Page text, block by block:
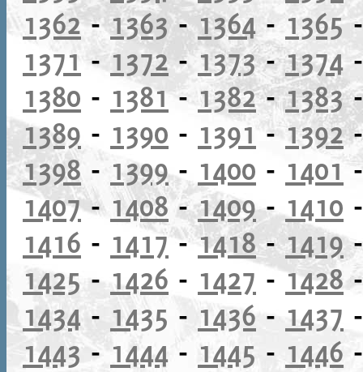
1362-1363-1364 -1365
1371 - 1372-1373-1374
1380 - 1381-1382-1383
1389 - 1390 - 1391 -1392
1398 - 1399- 1400 - 1401
1407- 1408-1409- 1410
1416 - 1417-1418-1419
1425 - 1426 - 1427 -1428
1434- 1435 - 1436 - 1437
1443-1444 - 1445 - 1446